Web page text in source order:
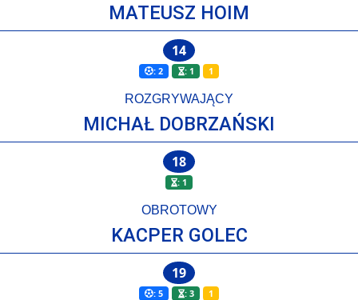
MATEUSZ HOIM
14
: 2 : 1 1
ROZGRYWAJĄCY
MICHAŁ DOBRZAŃSKI
18
: 1
OBROTOWY
KACPER GOLEC
19
: 5 : 3 1